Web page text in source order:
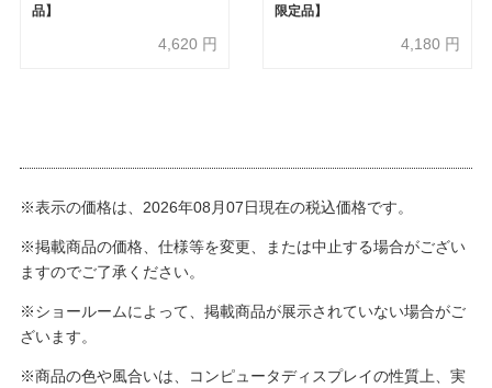
品】
4,620 円
限定品】
4,180 円
※表示の価格は、2026年08月07日現在の税込価格です。
※掲載商品の価格、仕様等を変更、または中止する場合がござい
ますのでご了承ください。
※ショールームによって、掲載商品が展示されていない場合がご
ざいます。
※商品の色や風合いは、コンピュータディスプレイの性質上、実